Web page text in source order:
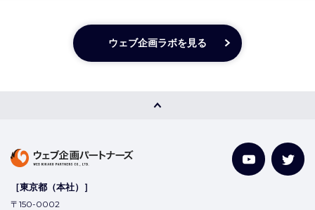
ウェブ企画ラボを見る
［東京都（本社）］
〒150-0002